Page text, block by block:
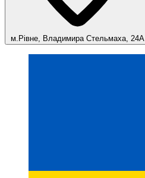
м.Рівне, Владимира Стельмаха, 24А